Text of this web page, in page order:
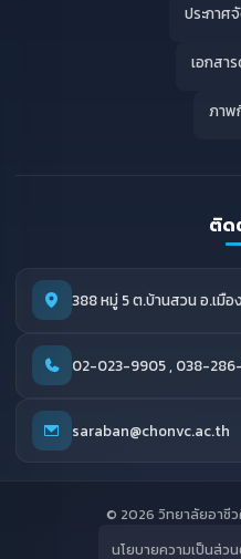
ประกาศ
เอกสา
ภาพ
ติด
388 หมู่ 5 ต.บ้านสวน อ.เมื
02-023-9905 , 038-286-
saraban@chonvc.ac.th
© 2026 วิทยาลัยอาชี
นโยบายความเป็นส่ว